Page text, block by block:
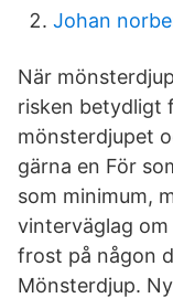
Johan
När
risken betydligt
mönsterdjupet
gärna en För
som minimum,
vinterväglag
frost på någon
Mönsterdjup.